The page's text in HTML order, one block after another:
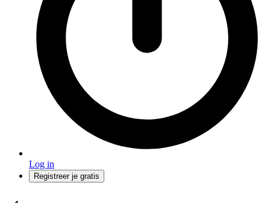
Log in
Registreer je gratis